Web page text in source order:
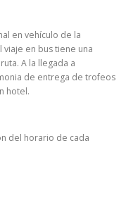
en vehículo de la
viaje en bus tiene una
A la llegada a
de entrega de trofeos
hotel.
del horario de cada